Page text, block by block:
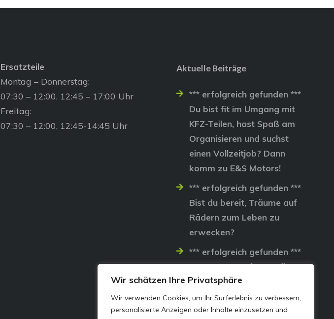
Wir schätzen Ihre Privatsphäre
Wir verwenden Cookies, um Ihr Surferlebnis zu verbessern,
personalisierte Anzeigen oder Inhalte einzusetzen und
Ersatzteile
Montag – Donnerstag:
07:30 – 12:00, 12:45 – 17:00 Uhr
Freitag:
07:30 – 12:00, 12:45-14:45 Uhr
Aktuelle Beiträge
*** erfolgreich gefunden ***
Du bist fit im Umgang mit
KFZ-Teilen, hast Spaß am
Organisieren und suchst
einen Vollzeitjob? Dann
komm zu E&S Motors!
*** erfolgreich gefunden ***
Bist du bereit, Träume auf
Rädern zum Leben zu
erwecken?
*** erfolgreich gefunden ***
Lass uns gemeinsam die
Straßen erobern…